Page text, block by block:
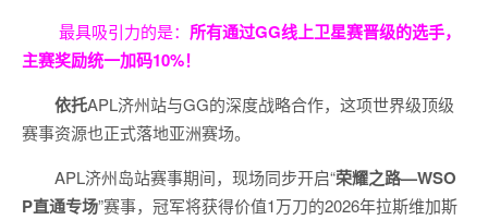
最具吸引力的是： 所有通过GG线上卫星赛晋级的选手，
主赛奖励统一加码10%！
依托APL济州站与GG的深度战略合作，这项世界级顶级
赛事资源也正式落地亚洲赛场。
APL济州岛站赛事期间，现场同步开启“荣耀之路—WSO
P直通专场”赛事，冠军将获得价值1万刀的2026年拉斯维加斯